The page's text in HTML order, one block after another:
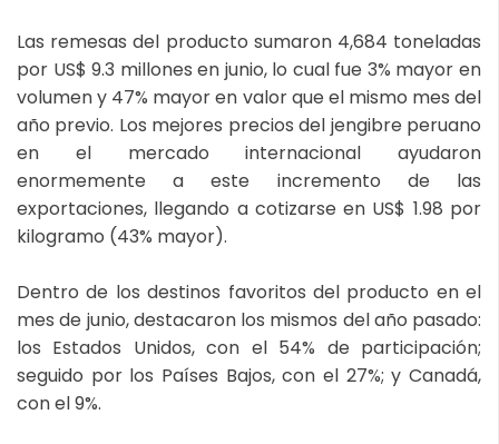
Las remesas del producto sumaron 4,684 toneladas
por US$ 9.3 millones en junio, lo cual fue 3% mayor en
volumen y 47% mayor en valor que el mismo mes del
año previo. Los mejores precios del jengibre peruano
en el mercado internacional ayudaron
enormemente a este incremento de las
exportaciones, llegando a cotizarse en US$ 1.98 por
kilogramo (43% mayor).
Dentro de los destinos favoritos del producto en el
mes de junio, destacaron los mismos del año pasado:
los Estados Unidos, con el 54% de participación;
seguido por los Países Bajos, con el 27%; y Canadá,
con el 9%.